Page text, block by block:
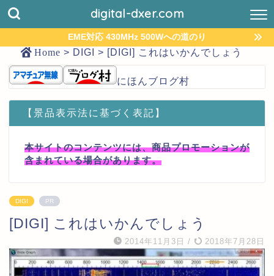
digital-dxer.com
EME対応 430MHz 500Wへの道のり
Home > DIGI > [DIGI] これはいかんでしょう
にほんブログ村
【景品表示法に基づく表記】
本サイトのコンテンツには、商品プロモーションが
含まれている場合があります。
DIGI PR
[DIGI] これはいかんでしょう
2014年11月3日 / 2018年7月28日